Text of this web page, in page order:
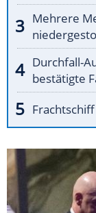
Mehrere
Durchfall-
bestätigte